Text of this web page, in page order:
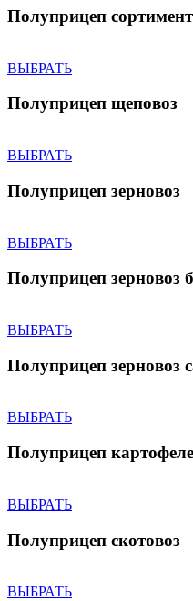
Полуприцеп
ВЫБРАТЬ
Полуприцеп щеповоз
ВЫБРАТЬ
Полуприцеп зерновоз
ВЫБРАТЬ
Полуприцеп зерновоз
ВЫБРАТЬ
Полуприцеп зерновоз
ВЫБРАТЬ
Полуприцеп
ВЫБРАТЬ
Полуприцеп скотовоз
ВЫБРАТЬ